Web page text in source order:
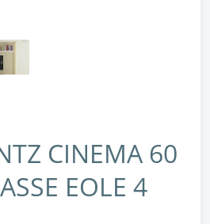
CINEMA 60
EOLE 4